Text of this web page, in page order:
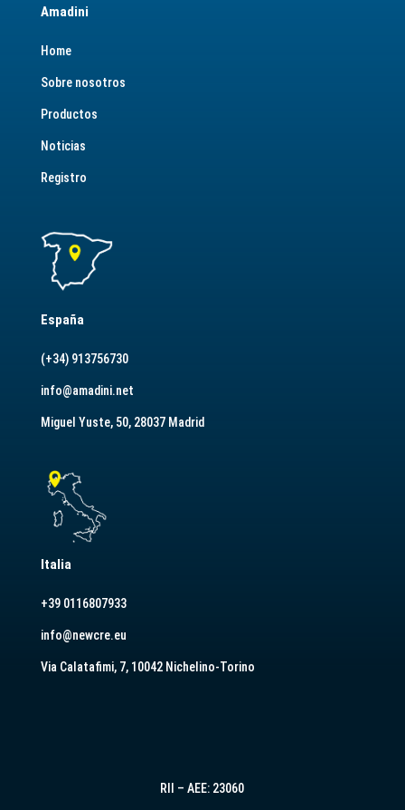
Amadini
Home
Sobre nosotros
Productos
Noticias
Registro
España
(+34) 913756730
info@amadini.net
Miguel Yuste, 50, 28037 Madrid
Italia
+39 0116807933
info@newcre.eu
Via Calatafimi, 7, 10042 Nichelino-Torino
RII – AEE: 23060